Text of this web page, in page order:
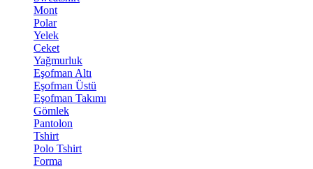
Mont
Polar
Yelek
Ceket
Yağmurluk
Eşofman Altı
Eşofman Üstü
Eşofman Takımı
Gömlek
Pantolon
Tshirt
Polo Tshirt
Forma